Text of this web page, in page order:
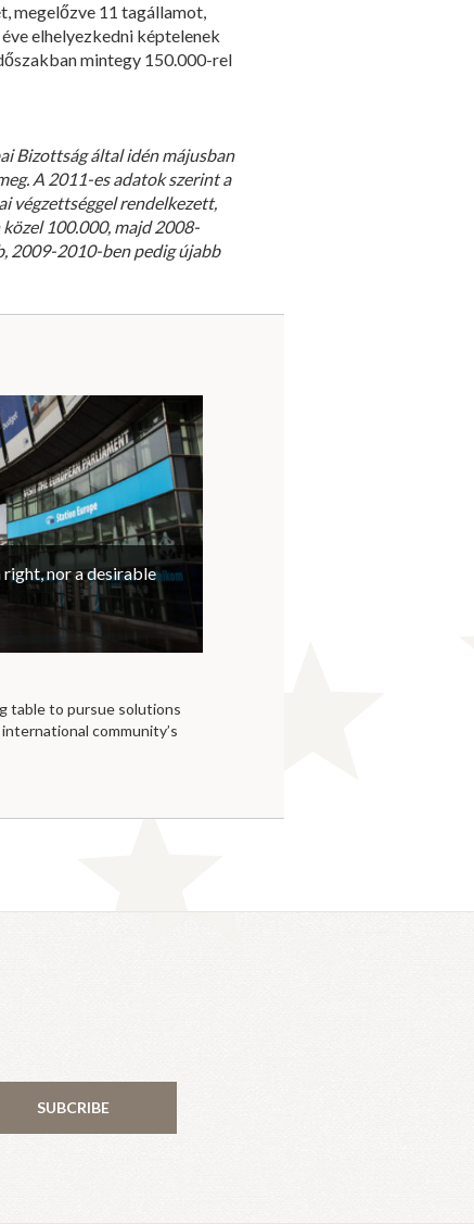
megelőzve 11 tagállamot,
elhelyezkedni képtelenek
mintegy 150.000-rel
Bizottság által idén májusban
A 2011-es adatok szerint a
végzettséggel rendelkezett,
100.000, majd 2008-
2009-2010-ben pedig újabb
nor a desirable
table to pursue solutions
community’s
SUBCRIBE